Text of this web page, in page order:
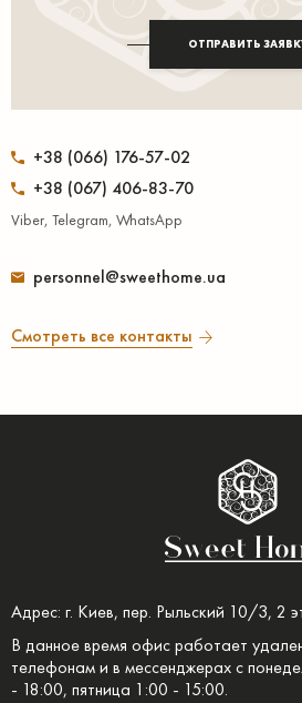
+38 (066) 176-57-02
+38 (067) 406-83-70
Viber, Telegram, WhatsApp
personnel@sweethome.ua
Смотреть все контакты
ОТПРАВИТЬ
Адрес: г. Киев, пер. Рыльский 10/3, 2
В данное время офис работает
телефонам и в мессенджерах с
- 18:00, пятница 1:00 - 15:00.